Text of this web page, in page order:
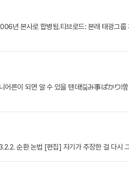
년 본사로 합병됨.티브로드: 본래 태광
른이 되면 알 수 있을 텐데悩み事ばかり
순환 논법 [편집] 자기가 주장한 걸 다시